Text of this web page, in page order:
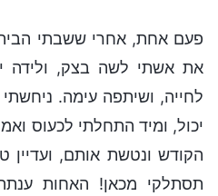
פעם אחת, אחרי ששבתי
לחייה, ושיתפה עימה.
יכול, ומיד התחלתי לכעוס
הקודש ונטשת אותם,
תסתלקי מכאן! האחות